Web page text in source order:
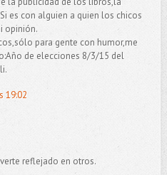
es con alguien a quien los chicos
opinión.
para gente con humor,me
de elecciones 8/3/15 del
19:02
reflejado en otros.